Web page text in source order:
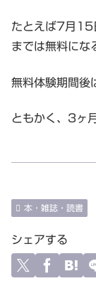
たとえば7月15
までは無料にな
無料体験期間後
ともかく、3ヶ
本・雑誌・読書
シェアする